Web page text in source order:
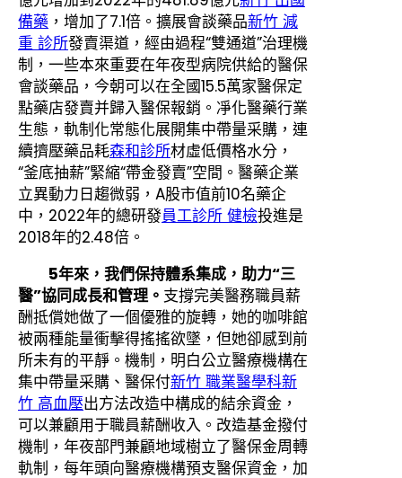
備藥 ，增加了7.1倍。擴展會談藥品新竹 減
重 診所發賣渠道，經由過程“雙通道”治理機
制，一些本來重要在年夜型病院供給的醫保
會談藥品，今朝可以在全國15.5萬家醫保定
點藥店發賣并歸入醫保報銷。凈化醫藥行業
生態，軌制化常態化展開集中帶量采購，連
續擠壓藥品耗森和診所材虛低價格水分，
“釜底抽薪”緊縮“帶金發賣”空間。醫藥企業
立異動力日趨微弱，A股市值前10名藥企
中，2022年的總研發員工診所 健檢投進是
2018年的2.48倍。
5年來，我們保持體系集成，助力“三
醫”協同成長和管理。 支撐完美醫務職員薪
酬抵償她做了一個優雅的旋轉，她的咖啡館
被兩種能量衝擊得搖搖欲墜，但她卻感到前
所未有的平靜。機制，明白公立醫療機構在
集中帶量采購、醫保付新竹 職業醫學科新
竹 高血壓出方法改造中構成的結余資金，
可以兼顧用于職員薪酬收入。改造基金撥付
機制，年夜部門兼顧地域樹立了醫保金周轉
軌制，每年頭向醫療機構預支醫保資金，加